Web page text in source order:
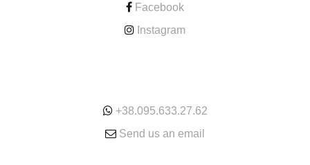
Facebook
Instagram
+38.095.633.27.62
Send us an email